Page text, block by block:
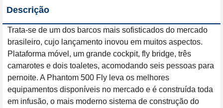
Descrição
Trata-se de um dos barcos mais sofisticados do mercado
brasileiro, cujo lançamento inovou em muitos aspectos.
Plataforma móvel, um grande cockpit, fly bridge, três
camarotes e dois toaletes, acomodando seis pessoas para
pernoite. A Phantom 500 Fly leva os melhores
equipamentos disponíveis no mercado e é construída toda
em infusão, o mais moderno sistema de construção do